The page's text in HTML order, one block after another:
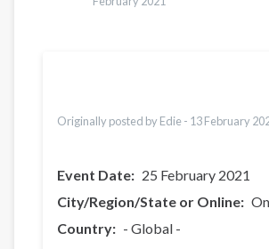
Originally posted by Edie - 13 February
Event Date
25 February 2021
City/Region/State or Online
Country
- Global -